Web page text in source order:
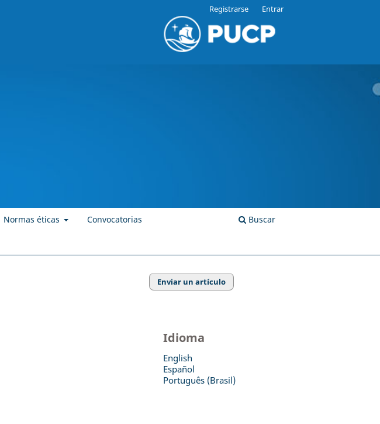
Normas éticas Convocatorias Buscar
Registrarse Entrar
Enviar un artículo
Idioma
English
Español
Português (Brasil)